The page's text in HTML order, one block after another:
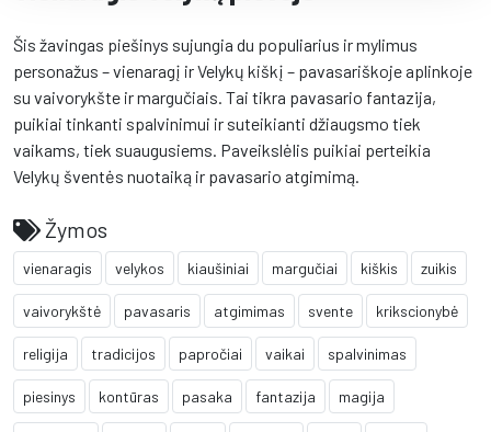
Šis žavingas piešinys sujungia du populiarius ir mylimus
personažus – vienaragį ir Velykų kiškį – pavasariškoje aplinkoje
su vaivorykšte ir margučiais. Tai tikra pavasario fantazija,
puikiai tinkanti spalvinimui ir suteikianti džiaugsmo tiek
vaikams, tiek suaugusiems. Paveikslėlis puikiai perteikia
Velykų šventės nuotaiką ir pavasario atgimimą.
Žymos
vienaragis velykos kiaušiniai margučiai kiškis zuikis
vaivorykštė pavasaris atgimimas svente krikscionybė
religija tradicijos papročiai vaikai spalvinimas
piesinys kontūras pasaka fantazija magija